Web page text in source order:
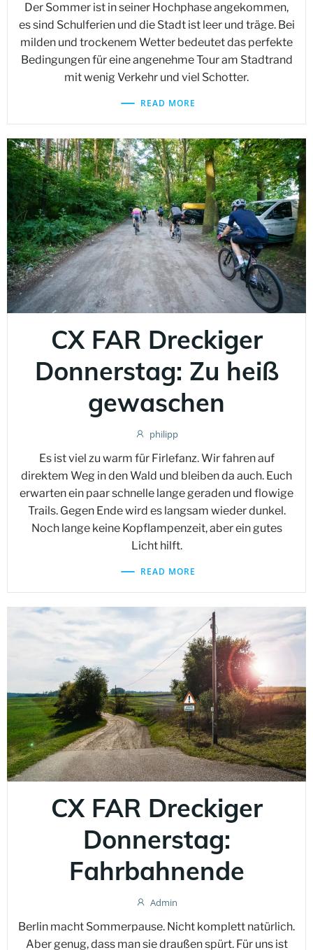
Der Sommer ist in seiner Hochphase angekommen,
es sind Schulferien und die Stadt ist leer und träge. Bei
milden und trockenem Wetter bedeutet das perfekte
Bedingungen für eine angenehme Tour am Stadtrand
mit wenig Verkehr und viel Schotter.
READ MORE
CX FAR Dreckiger
Donnerstag: Zu heiß
gewaschen
philipp
Es ist viel zu warm für Firlefanz. Wir fahren auf
direktem Weg in den Wald und bleiben da auch. Euch
erwarten ein paar schnelle lange geraden und flowige
Trails. Gegen Ende wird es langsam wieder dunkel.
Noch lange keine Kopflampenzeit, aber ein gutes
Licht hilft.
READ MORE
CX FAR Dreckiger
Donnerstag:
Fahrbahnende
Admin
Berlin macht Sommerpause. Nicht komplett natürlich.
Aber genug, dass man sie draußen spürt. Für uns ist